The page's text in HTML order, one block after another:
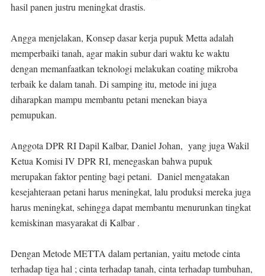
hasil panen justru meningkat drastis.
Angga menjelakan, Konsep dasar kerja pupuk Metta adalah
memperbaiki tanah, agar makin subur dari waktu ke waktu
dengan memanfaatkan teknologi melakukan coating mikroba
terbaik ke dalam tanah. Di samping itu, metode ini juga
diharapkan mampu membantu petani menekan biaya
pemupukan.
Anggota DPR RI Dapil Kalbar, Daniel Johan, yang juga Wakil
Ketua Komisi IV DPR RI, menegaskan bahwa pupuk
merupakan faktor penting bagi petani. Daniel mengatakan
kesejahteraan petani harus meningkat, lalu produksi mereka juga
harus meningkat, sehingga dapat membantu menurunkan tingkat
kemiskinan masyarakat di Kalbar .
Dengan Metode METTA dalam pertanian, yaitu metode cinta
terhadap tiga hal ; cinta terhadap tanah, cinta terhadap tumbuhan,